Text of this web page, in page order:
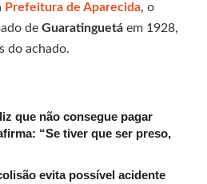
Prefeitura de Aparecida, o
de Guaratinguetá em 1928,
do achado.
que não consegue pagar
“Se tiver que ser preso,
evita possível acidente